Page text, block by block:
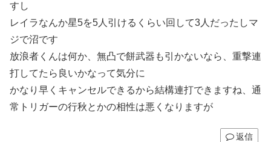
すし
レイラなんか星5を5人引けるくらい回して3人だったしマ
ジで沼です
放浪者くんは何か、無凸で餅武器も引かないなら、重撃連
打してたら良いかなって気分に
かなり早くキャンセルできるから結構連打できますね、通
常トリガーの行秋とかの相性は悪くなりますが
返信